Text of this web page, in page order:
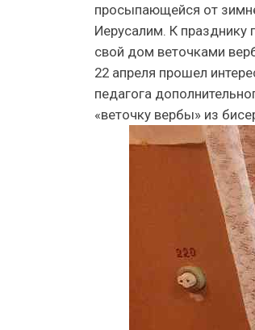
просыпающейся от
Иерусалим. К празднику
свой дом веточками
22 апреля прошел
педагога
«веточку вербы» из